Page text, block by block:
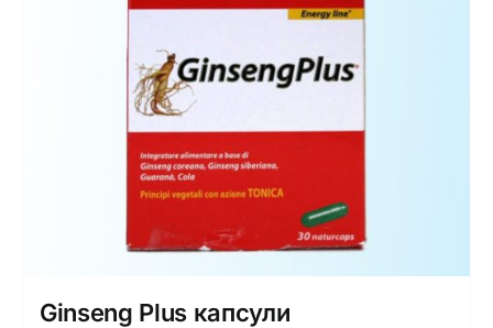
Ginseng Plus капсули